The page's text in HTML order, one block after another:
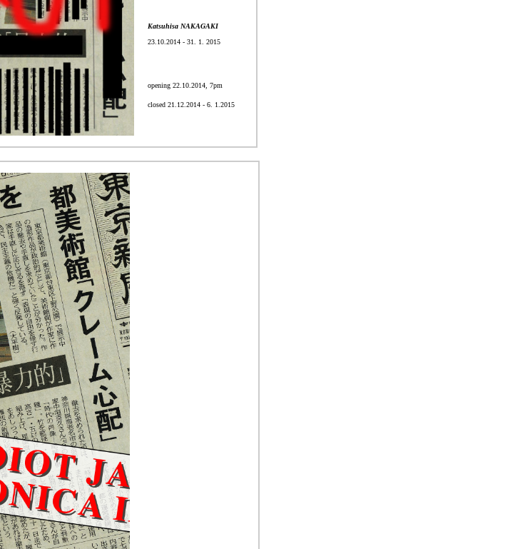
Katsuhisa NAKAGAKI
23.10.2014 - 31. 1. 2015
opening 22.10.2014, 7pm
closed 21.12.2014 - 6. 1.2015